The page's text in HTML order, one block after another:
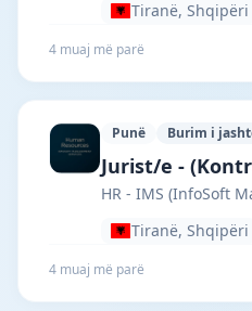
Tiranë, Shqipëri
4 muaj më parë
Punë Burim i
HR - IMS
Jurist/e -
HR - IMS (InfoSoft
Tiranë, Shqipëri
4 muaj më parë